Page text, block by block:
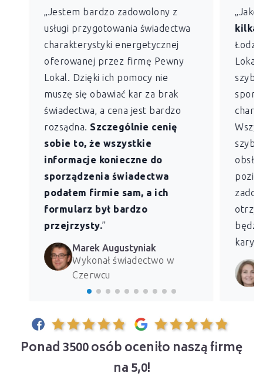
„Jestem bardzo zadowolony z
usługi przygotowania świadectwa
charakterystyki energetycznej
oferowanej przez firmę Pewny
Lokal. Dzięki ich pomocy nie
muszę się obawiać kar za brak
świadectwa, a cena jest bardzo
rozsądna. Szczególnie cenię
sobie to, że wszystkie
informacje konieczne do
sporządzenia świadectwa
podałem firmie sam, a ich
formularz był bardzo
przejrzysty.”
Marek Augustyniak
Wykonał świadectwo w
Czerwcu
„Jako
Łodzi)
Lokal
kary
Ponad 3500 osób oceniło naszą firmę
na 5,0!